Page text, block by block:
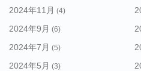
2024年11月 (4)
2024年9月 (6)
2024年7月 (5)
2024年5月 (3)